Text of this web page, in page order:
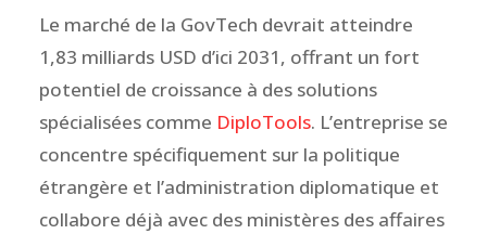
Le marché de la GovTech devrait atteindre
1,83 milliards USD d’ici 2031, offrant un fort
potentiel de croissance à des solutions
spécialisées comme DiploTools. L’entreprise se
concentre spécifiquement sur la politique
étrangère et l’administration diplomatique et
collabore déjà avec des ministères des affaires